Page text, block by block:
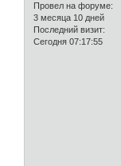
Провел на форуме:
3 месяца 10 дней
Последний визит:
Сегодня 07:17:55